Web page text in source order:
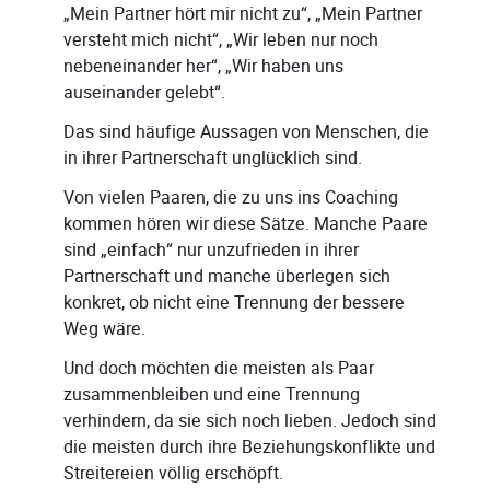
„Mein Partner hört mir nicht zu“, „Mein Partner
versteht mich nicht“, „Wir leben nur noch
nebeneinander her“, „Wir haben uns
auseinander gelebt“.
Das sind häufige Aussagen von Menschen, die
in ihrer Partnerschaft unglücklich sind.
Von vielen Paaren, die zu uns ins Coaching
kommen hören wir diese Sätze. Manche Paare
sind „einfach“ nur unzufrieden in ihrer
Partnerschaft und manche überlegen sich
konkret, ob nicht eine Trennung der bessere
Weg wäre.
Und doch möchten die meisten als Paar
zusammenbleiben und eine Trennung
verhindern, da sie sich noch lieben. Jedoch sind
die meisten durch ihre Beziehungskonflikte und
Streitereien völlig erschöpft.